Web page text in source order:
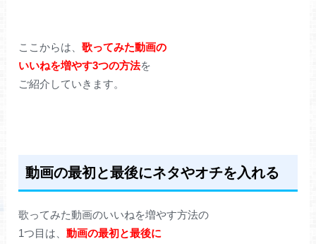
ここからは、歌ってみた動画の
いいねを増やす3つの方法を
ご紹介していきます。
動画の最初と最後にネタやオチを入れる
歌ってみた動画のいいねを増やす方法の
1つ目は、動画の最初と最後に